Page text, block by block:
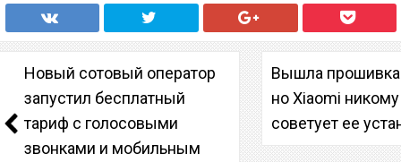
Новый сотовый оператор
запустил бесплатный
тариф с голосовыми
звонками и мобильным
Вышла прошивка
но Xiaomi
советует ее